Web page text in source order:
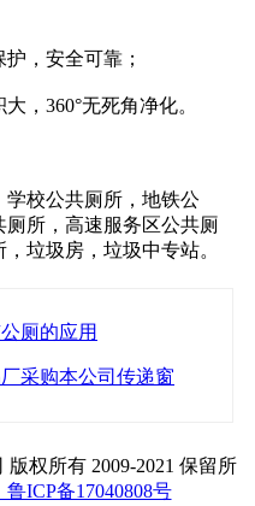
，安全可靠；
360°无死角净化。
校公共厕所，地铁公
所，高速服务区公共厕
垃圾房，垃圾中专站。
厕的应用
采购本公司传递窗
权所有 2009-2021 保留所
鲁ICP备17040808号